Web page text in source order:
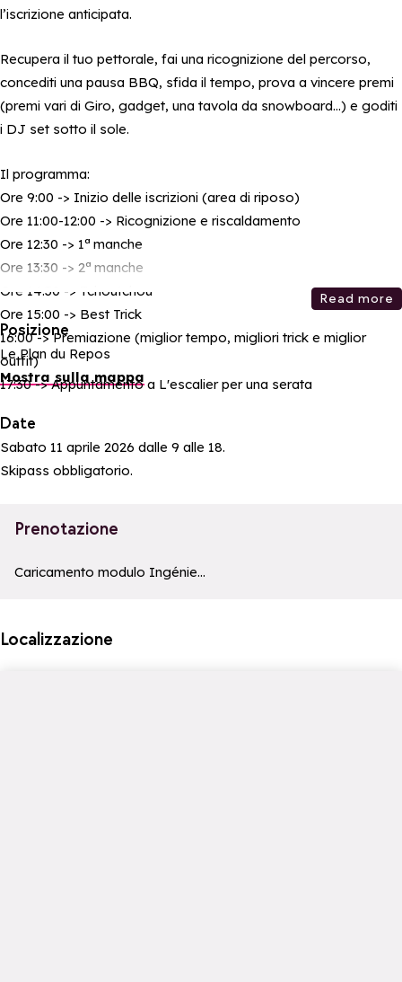
l’iscrizione anticipata.
Recupera il tuo pettorale, fai una ricognizione del percorso,
concediti una pausa BBQ, sfida il tempo, prova a vincere premi
(premi vari di Giro, gadget, una tavola da snowboard...) e goditi
i DJ set sotto il sole.
Il programma:
Ore 9:00 -> Inizio delle iscrizioni (area di riposo)
Ore 11:00-12:00 -> Ricognizione e riscaldamento
Ore 12:30 -> 1ª manche
Ore 13:30 -> 2ª manche
Ore 14:30 -> Tchoutchou
Ore 15:00 -> Best Trick
16:00 -> Premiazione (miglior tempo, migliori trick e miglior
outfit)
17:30 -> Appuntamento a L'escalier per una serata
Read more
Posizione
Le Plan du Repos
Mostra sulla mappa
Date
Sabato 11 aprile 2026 dalle 9 alle 18.
Skipass obbligatorio.
Prenotazione
a11y_module_ingenie_texte
Caricamento modulo Ingénie...
Localizzazione